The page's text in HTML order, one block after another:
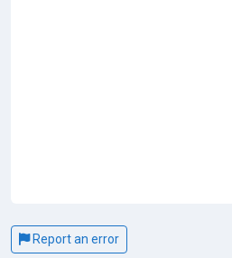
Report an error